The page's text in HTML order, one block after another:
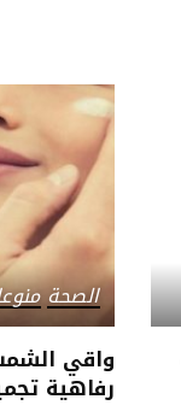
الصحة
واقي
رفاهية